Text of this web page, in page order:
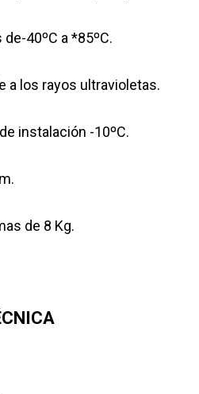
40ºC a *85ºC.
a los rayos ultravioletas.
instalación -10ºC.
de 8 Kg.